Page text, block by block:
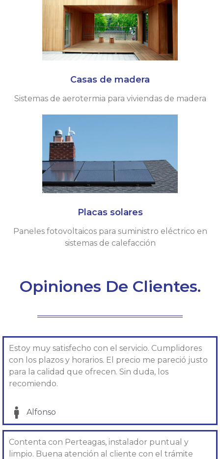
Casas de madera
Sistemas de aerotermia para viviendas de madera
Placas solares
Paneles fotovoltaicos para suministro eléctrico en
sistemas de calefacción
Opiniones De Clientes.
Estoy muy satisfecho con el servicio. Cumplidores
con los plazos y horarios. El precio me pareció justo
para la calidad que ofrecen. Sin duda, los
recomiendo.
Alfonso​
Contenta con Perteagas, instalador puntual y
limpio. Buena atención al cliente con el trámite